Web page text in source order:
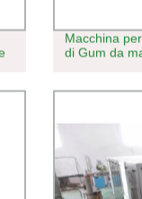
Macchina
di Gum da